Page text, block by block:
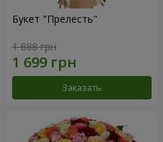
Букет "Прелесть"
1 888 грн
Заказать